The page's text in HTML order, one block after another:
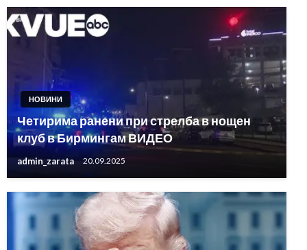
НОВИНИ
Четирима ранени при стрелба в нощен
клуб в Бирмингам ВИДЕО
admin_zarata 20.09.2025